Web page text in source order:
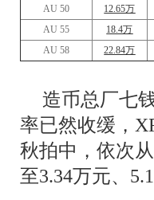
AU 50
12.65万
AU 55
18.4万
AU 58
22.84万
造币总厂七
率已然收缓，
秋拍中，依次
至3.34万元、